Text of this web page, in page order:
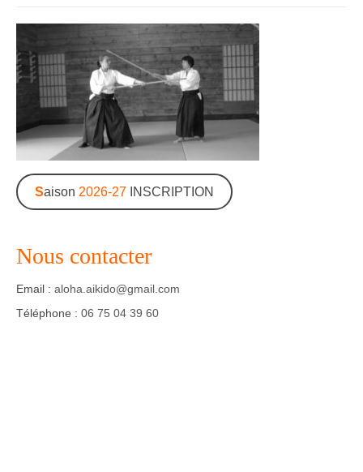
Horaires – Adresse
Tarifs – Inscription
L’association
Aïkido
L’aïkido
Les Grades
Lexique
Saison 2026-27INSCRIPTION
Nous contacter
Email : aloha.aikido@gmail.com
Téléphone : 06 75 04 39 60